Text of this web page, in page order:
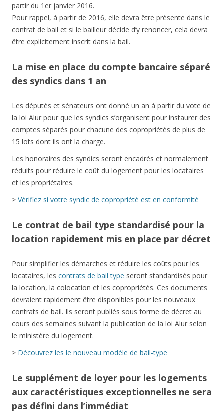
partir du 1er janvier 2016.
Pour rappel, à partir de 2016, elle devra être présente dans le
contrat de bail et si le bailleur décide d’y renoncer, cela devra
être explicitement inscrit dans la bail.
La mise en place du compte bancaire séparé
des syndics dans 1 an
Les députés et sénateurs ont donné un an à partir du vote de
la loi Alur pour que les syndics s’organisent pour instaurer des
comptes séparés pour chacune des copropriétés de plus de
15 lots dont ils ont la charge.
Les honoraires des syndics seront encadrés et normalement
réduits pour réduire le coût du logement pour les locataires
et les propriétaires.
> Vérifiez si votre syndic de copropriété est en conformité
Le contrat de bail type standardisé pour la
location rapidement mis en place par décret
Pour simplifier les démarches et réduire les coûts pour les
locataires, les contrats de bail type seront standardisés pour
la location, la colocation et les copropriétés. Ces documents
devraient rapidement être disponibles pour les nouveaux
contrats de bail. Ils seront publiés sous forme de décret au
cours des semaines suivant la publication de la loi Alur selon
le ministère du logement.
> Découvrez les le nouveau modèle de bail-type
Le supplément de loyer pour les logements
aux caractéristiques exceptionnelles ne sera
pas défini dans l’immédiat